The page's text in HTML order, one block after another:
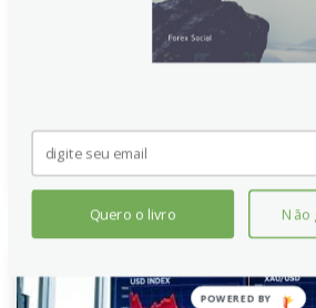
S&P Global Ratings confirmar o
com perspectiva estável. O
meio a um dólar americano em
Continue lendo
Quero o livro Não
POWERED